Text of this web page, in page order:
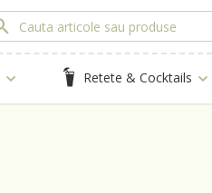
Retete & Cocktails